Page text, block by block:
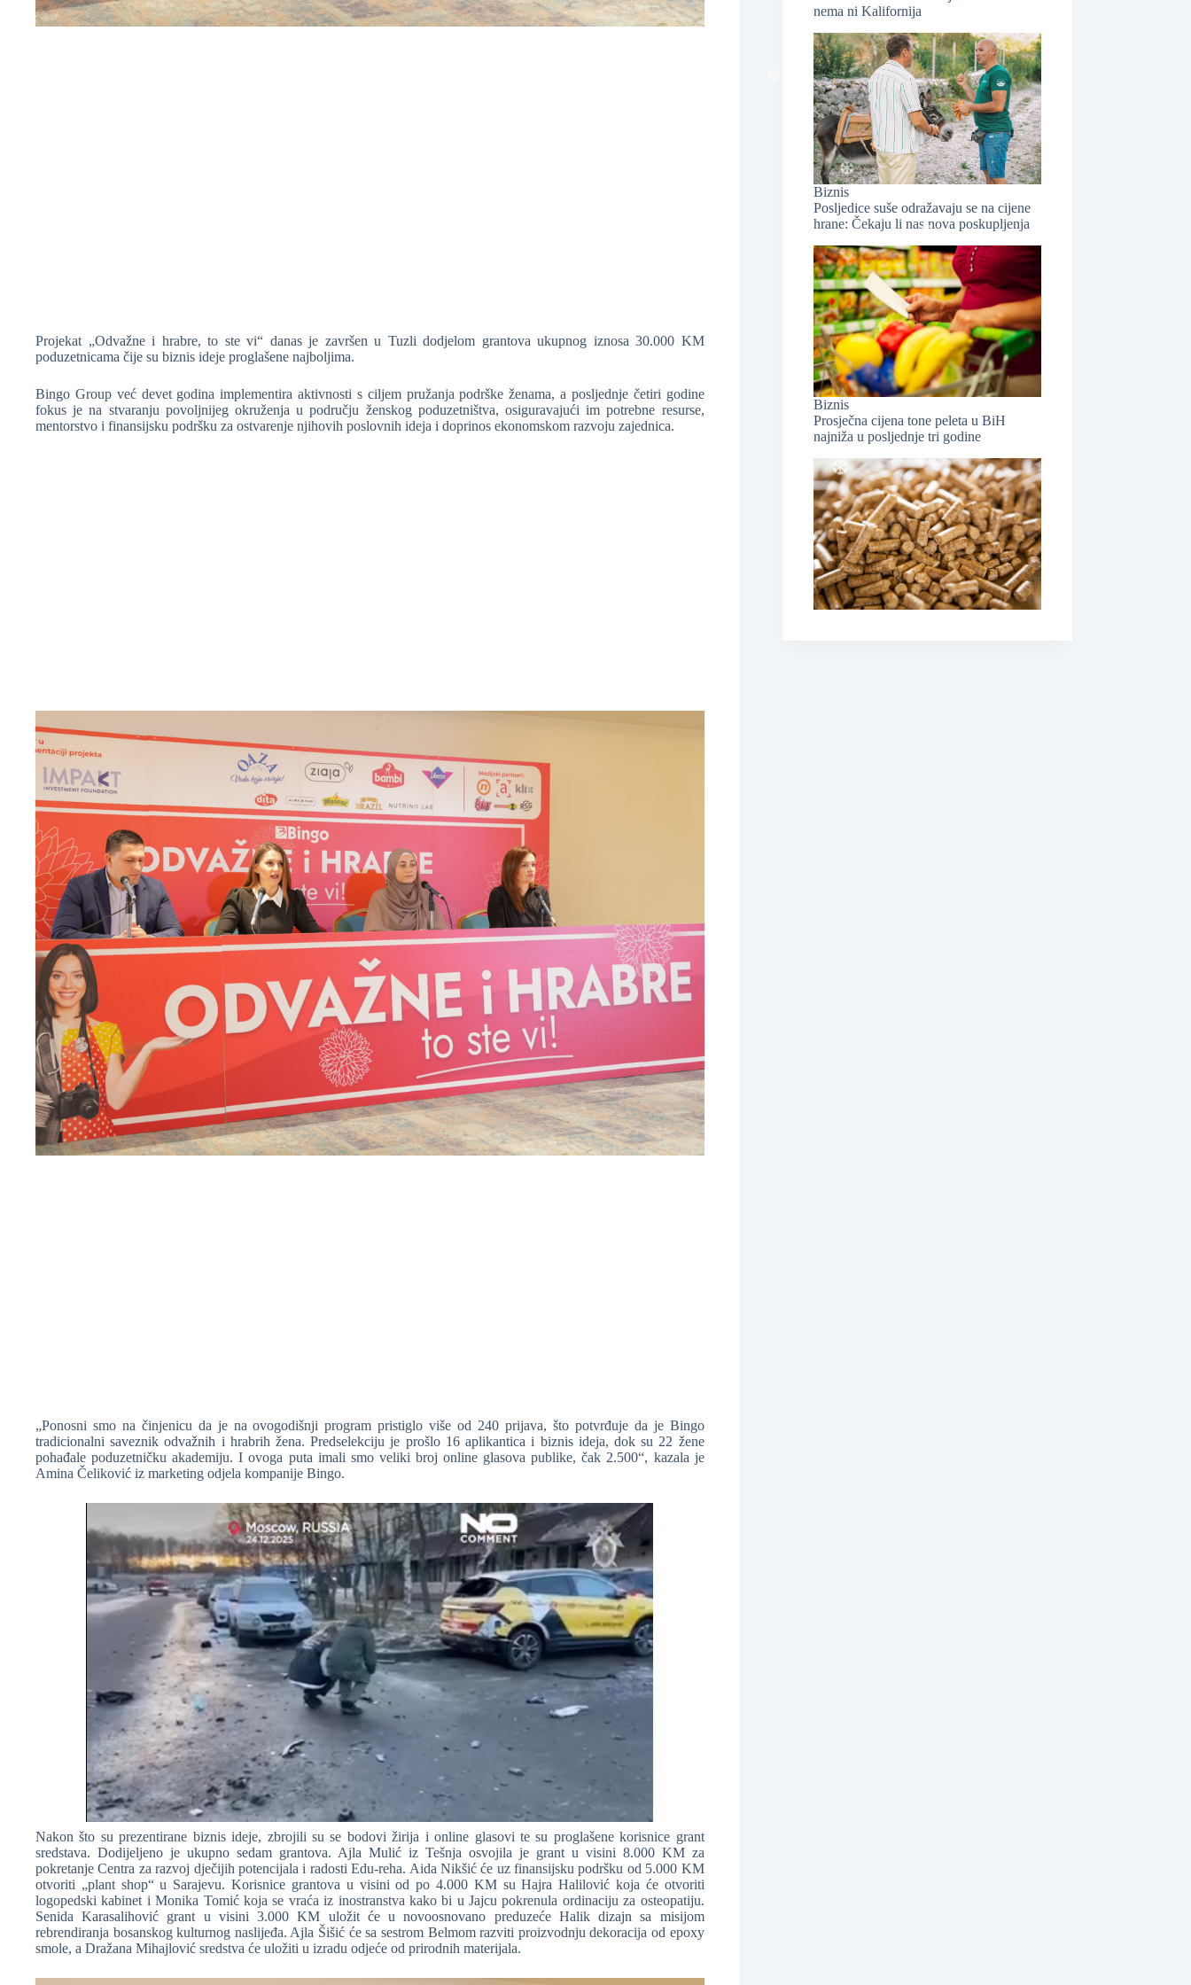
Projekat „Odvažne i hrabre, to ste vi“ danas je završen u Tuzli dodjelom grantova ukupnog iznosa 30.000 KM
poduzetnicama čije su biznis ideje proglašene najboljima.
Bingo Group već devet godina implementira aktivnosti s ciljem pružanja podrške ženama, a posljednje četiri godine
fokus je na stvaranju povoljnijeg okruženja u području ženskog poduzetništva, osiguravajući im potrebne resurse,
mentorstvo i finansijsku podršku za ostvarenje njihovih poslovnih ideja i doprinos ekonomskom razvoju zajednica.
„Ponosni smo na činjenicu da je na ovogodišnji program pristiglo više od 240 prijava, što potvrđuje da je Bingo
tradicionalni saveznik odvažnih i hrabrih žena. Predselekciju je prošlo 16 aplikantica i biznis ideja, dok su 22 žene
pohađale poduzetničku akademiju. I ovoga puta imali smo veliki broj online glasova publike, čak 2.500“, kazala je
Amina Čeliković iz marketing odjela kompanije Bingo.
Nakon što su prezentirane biznis ideje, zbrojili su se bodovi žirija i online glasovi te su proglašene korisnice grant
sredstava. Dodijeljeno je ukupno sedam grantova. Ajla Mulić iz Tešnja osvojila je grant u visini 8.000 KM za
pokretanje Centra za razvoj dječijih potencijala i radosti Edu-reha. Aida Nikšić će uz finansijsku podršku od 5.000 KM
otvoriti „plant shop“ u Sarajevu. Korisnice grantova u visini od po 4.000 KM su Hajra Halilović koja će otvoriti
logopedski kabinet i Monika Tomić koja se vraća iz inostranstva kako bi u Jajcu pokrenula ordinaciju za osteopatiju.
Senida Karasalihović grant u visini 3.000 KM uložit će u novoosnovano preduzeće Halik dizajn sa misijom
rebrendiranja bosanskog kulturnog naslijeđa. Ajla Šišić će sa sestrom Belmom razviti proizvodnju dekoracija od epoxy
smole, a Dražana Mihajlović sredstva će uložiti u izradu odjeće od prirodnih materijala.
nema ni Kalifornija
Biznis
Posljedice suše odražavaju se na cijene
hrane: Čekaju li nas nova poskupljenja
Biznis
Prosječna cijena tone peleta u BiH
najniža u posljednje tri godine
❆
❆